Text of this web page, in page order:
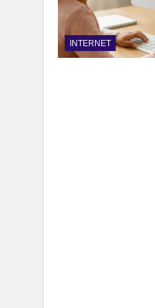
INTERNET